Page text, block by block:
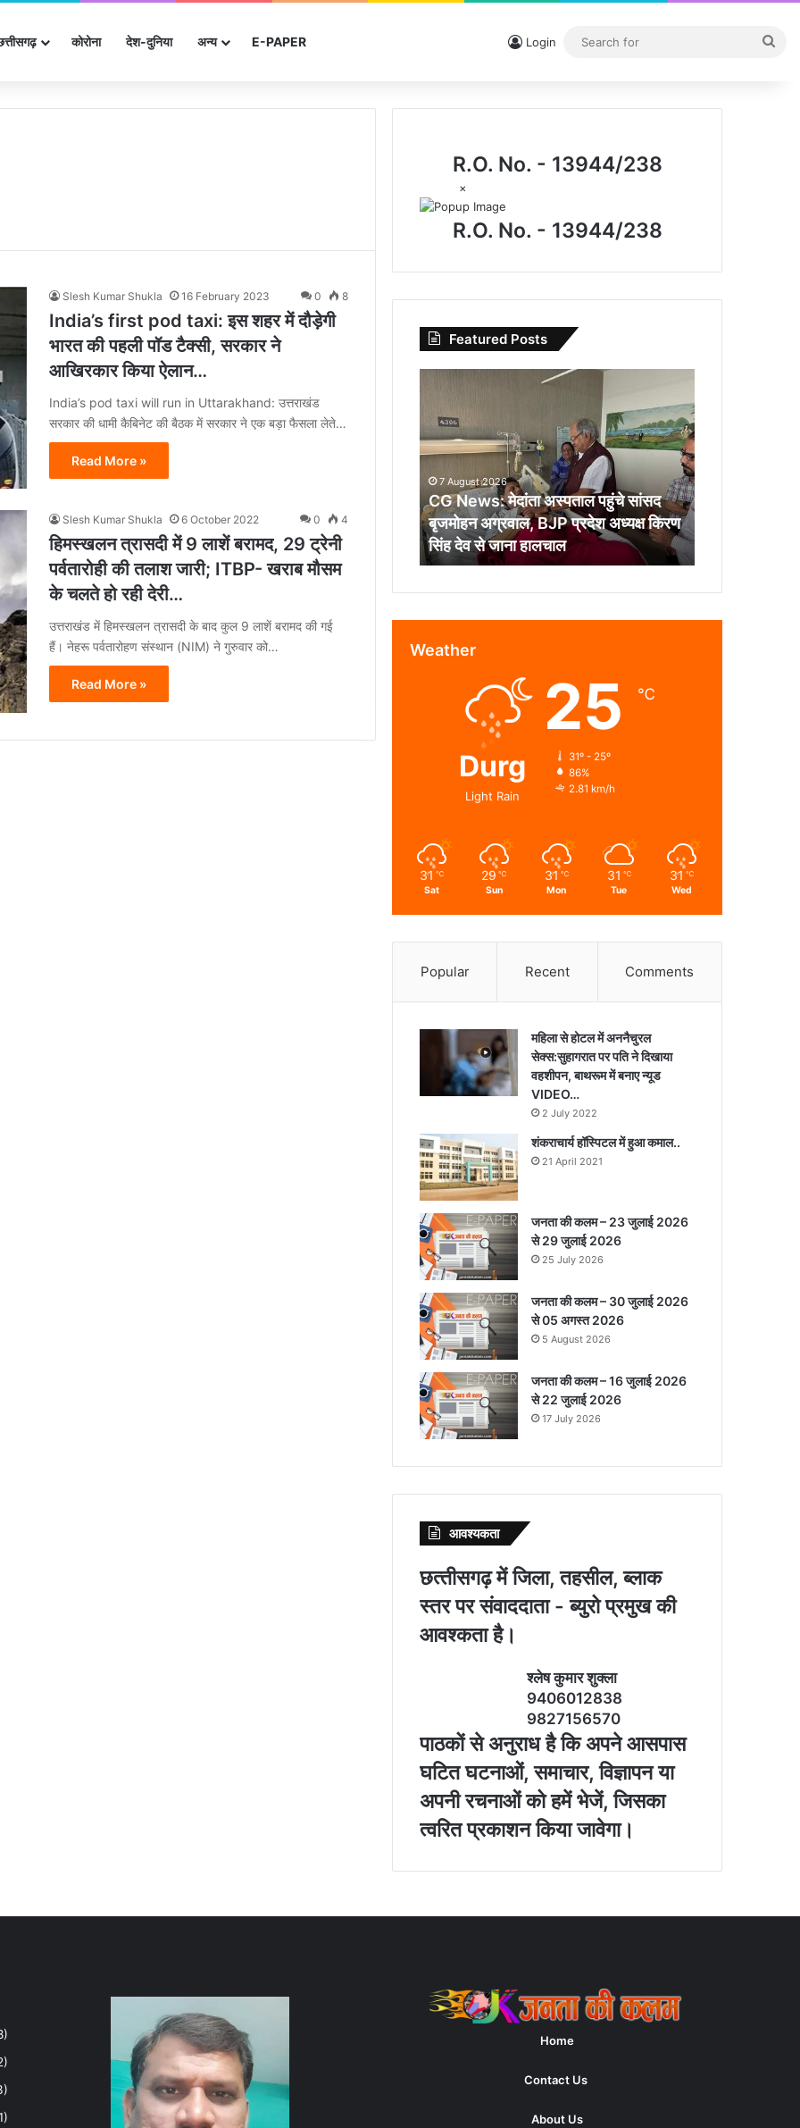
कोरोना देश-दुनिया अन्‍य E-PAPER Login
Slesh Kumar Shukla 16 February 2023 0 8
India’s first pod taxi: इस शहर में दौड़ेगी
भारत की पहली पॉड टैक्सी, सरकार ने
आखिरकार किया ऐलान…
India’s pod taxi will run in Uttarakhand: उत्तराखंड
सरकार की धामी कैबिनेट की बैठक में सरकार ने एक बड़ा फैसला लेते…
Read More »
Slesh Kumar Shukla 6 October 2022 0 4
हिमस्खलन त्रासदी में 9 लाशें बरामद, 29 ट्रेनी
पर्वतारोही की तलाश जारी; ITBP- खराब मौसम
के चलते हो रही देरी…
उत्तराखंड में हिमस्खलन त्रासदी के बाद कुल 9 लाशें बरामद की गई
हैं। नेहरू पर्वतारोहण संस्थान (NIM) ने गुरुवार को…
Read More »
R.O. No. - 13944/238
×
R.O. No. - 13944/238
Featured Posts
मेदांता
अस्पताल
पहुंचे
बृजमोहन
अग्रवाल,
BJP
प्रदेश
अध्यक्ष
देव
जाना
7 August 2026
CG News: मेदांता अस्पताल पहुंचे सांसद
बृजमोहन अग्रवाल, BJP प्रदेश अध्यक्ष किरण
सिंह देव से जाना हालचाल
Weather
Durg
Light Rain
25 ℃
31º - 25º
86%
2.81 km/h
31 ℃
Sat
29 ℃
Sun
31 ℃
Mon
31 ℃
Tue
31 ℃
Wed
Popular Recent Comments
महिला से होटल में अननैचुरल
सेक्स:सुहागरात पर पति ने दिखाया
वहशीपन, बाथरूम में बनाए न्यूड
VIDEO…
2 July 2022
शंकराचार्य हॉस्पिटल में हुआ कमाल..
21 April 2021
जनता की कलम – 23 जुलाई 2026
से 29 जुलाई 2026
25 July 2026
जनता की कलम – 30 जुलाई 2026
से 05 अगस्त 2026
5 August 2026
जनता की कलम – 16 जुलाई 2026
से 22 जुलाई 2026
17 July 2026
आवश्‍यकता
छत्‍तीसगढ़ में जिला, तहसील, ब्‍लाक
स्‍तर पर संवाददाता - ब्‍युरो प्रमुख की
आवश्‍कता है।
श्‍लेष कुमार शुक्‍ला
9406012838
9827156570
पाठकों से अनुराध है कि अपने आसपास
घटित घटनाओं, समाचार, विज्ञापन या
अपनी रचनाओं को हमें भेजें, जिसका
त्‍वरित प्रकाशन किया जावेगा।
Home
Contact Us
About Us